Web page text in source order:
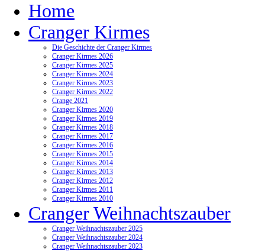
Home
Cranger Kirmes
Die Geschichte der Cranger Kirmes
Cranger Kirmes 2026
Cranger Kirmes 2025
Cranger Kirmes 2024
Cranger Kirmes 2023
Cranger Kirmes 2022
Crange 2021
Cranger Kirmes 2020
Cranger Kirmes 2019
Cranger Kirmes 2018
Cranger Kirmes 2017
Cranger Kirmes 2016
Cranger Kirmes 2015
Cranger Kirmes 2014
Cranger Kirmes 2013
Cranger Kirmes 2012
Cranger Kirmes 2011
Cranger Kirmes 2010
Cranger Weihnachtszauber
Cranger Weihnachtszauber 2025
Cranger Weihnachtszauber 2024
Cranger Weihnachtszauber 2023